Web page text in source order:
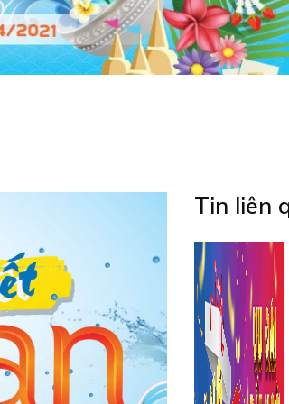
Tin liên